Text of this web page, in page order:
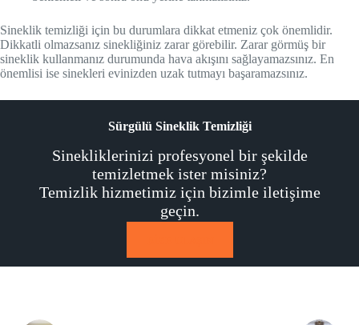
Sineklik temizliği için bu durumlara dikkat etmeniz çok önemlidir.
Dikkatli olmazsanız sinekliğiniz zarar görebilir. Zarar görmüş bir
sineklik kullanmanız durumunda hava akışını sağlayamazsınız. En
önemlisi ise sinekleri evinizden uzak tutmayı başaramazsınız.
Sürgülü Sineklik Temizliği
Sinekliklerinizi profesyonel bir şekilde
temizletmek ister misiniz?
Temizlik hizmetimiz için bizimle iletişime
geçin.